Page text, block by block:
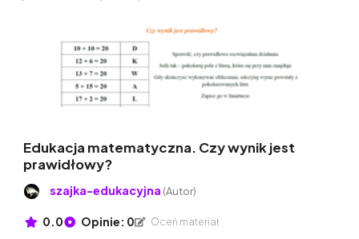
Edukacja matematyczna. Czy wynik jest
prawidłowy?
szajka-edukacyjna (Autor)
0.0 Opinie: 0 Oceń materiał